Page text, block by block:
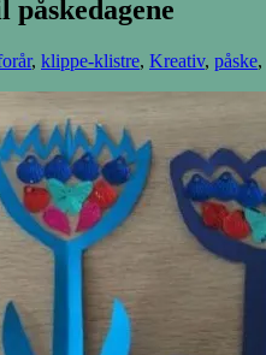
, klippe-klistre, Kreativ, påske,